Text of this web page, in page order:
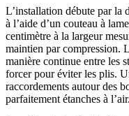
L’installation débute par la
à l’aide d’un couteau à
centimètre à la largeur
maintien par compression.
manière continue entre les
forcer pour éviter les plis.
raccordements autour des
parfaitement étanches à l’air.